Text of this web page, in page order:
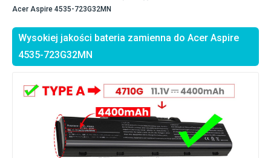
Acer Aspire 4535-723G32MN
Wysokiej jakości bateria zamienna do Acer Aspire
4535-723G32MN